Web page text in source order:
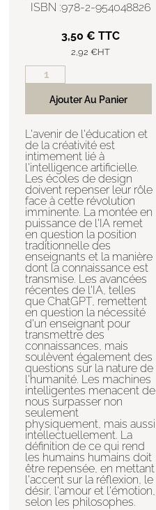
ISBN :978-2-954048826
3,50€ TTC
2,92€HT
Ajouter Au Panier
L'avenir de l'éducation et
de la créativité est
intimement lié à
l'intelligence artificielle.
Les écoles de design
doivent repenser leur rôle
face à cette révolution
imminente. La montée en
puissance de l'IA remet
en question la position
traditionnelle des
enseignants et la manière
dont la connaissance est
transmise. Les avancées
récentes de l'IA, telles
que ChatGPT, remettent
en question la nécessité
d'un enseignant pour
transmettre des
connaissances, mais
soulèvent également des
questions sur la nature de
l'humanité. Les machines
intelligentes menacent de
nous surpasser non
seulement
physiquement, mais aussi
intellectuellement. La
définition de ce qui rend
les humains humains doit
être repensée, en mettant
l'accent sur la réflexion, le
désir, l'amour et l'émotion,
selon les philosophes.